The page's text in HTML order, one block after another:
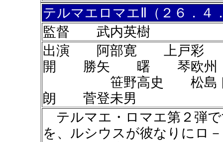
テルマエロマエⅡ（２６．４
監督 武内英樹
出演 阿部寛 上戸彩
開 勝矢 曙 琴欧州
笹野高史 松島ト
朗 菅登未男
テルマエ・ロマエ第２弾
を、ルシウスが彼なりにロ